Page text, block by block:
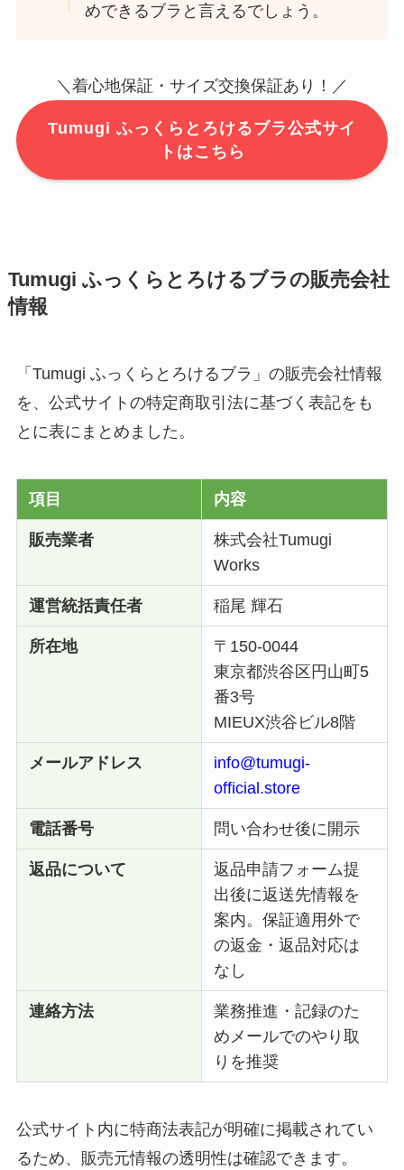
めできるブラと言えるでしょう。
＼着心地保証・サイズ交換保証あり！／
Tumugi ふっくらとろけるブラ公式サイ
トはこちら
Tumugi ふっくらとろけるブラの販売会社
情報
「Tumugi ふっくらとろけるブラ」の販売会社情報
を、公式サイトの特定商取引法に基づく表記をも
とに表にまとめました。
項目 内容
販売業者
株式会社Tumugi
Works
運営統括責任者 稲尾 輝石
所在地
〒150-0044
東京都渋谷区円山町5
番3号
MIEUX渋谷ビル8階
メールアドレス
info@tumugi-
official.store
電話番号 問い合わせ後に開示
返品について
返品申請フォーム提
出後に返送先情報を
案内。保証適用外で
の返金・返品対応は
なし
連絡方法
業務推進・記録のた
めメールでのやり取
りを推奨
公式サイト内に特商法表記が明確に掲載されてい
るため、販売元情報の透明性は確認できます。